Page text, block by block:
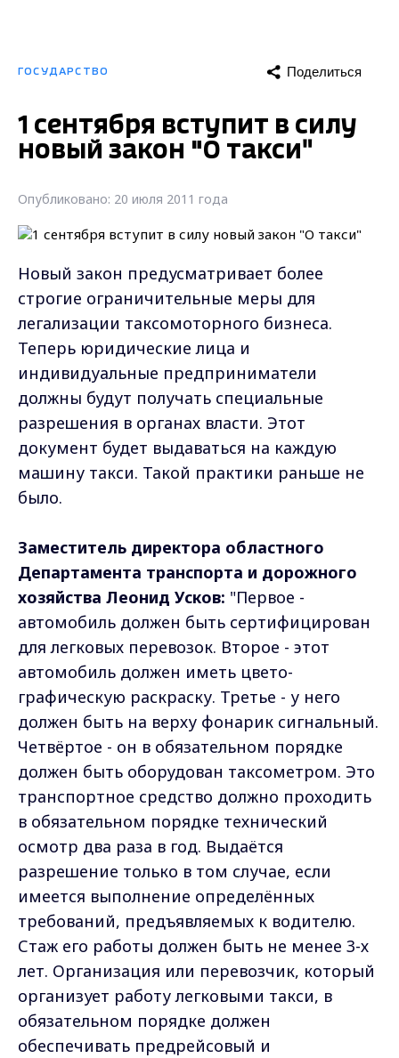
ГОСУДАРСТВО Поделиться
1 сентября вступит в силу
новый закон "О такси"
Опубликовано: 20 июля 2011 года
Новый закон предусматривает более
строгие ограничительные меры для
легализации таксомоторного бизнеса.
Теперь юридические лица и
индивидуальные предприниматели
должны будут получать специальные
разрешения в органах власти. Этот
документ будет выдаваться на каждую
машину такси. Такой практики раньше не
было.
Заместитель директора областного
Департамента транспорта и дорожного
хозяйства Леонид Усков: "Первое -
автомобиль должен быть сертифицирован
для легковых перевозок. Второе - этот
автомобиль должен иметь цвето-
графическую раскраску. Третье - у него
должен быть на верху фонарик сигнальный.
Четвёртое - он в обязательном порядке
должен быть оборудован таксометром. Это
транспортное средство должно проходить
в обязательном порядке технический
осмотр два раза в год. Выдаётся
разрешение только в том случае, если
имеется выполнение определённых
требований, предъявляемых к водителю.
Стаж его работы должен быть не менее 3-х
лет. Организация или перевозчик, который
организует работу легковыми такси, в
обязательном порядке должен
обеспечивать предрейсовый и